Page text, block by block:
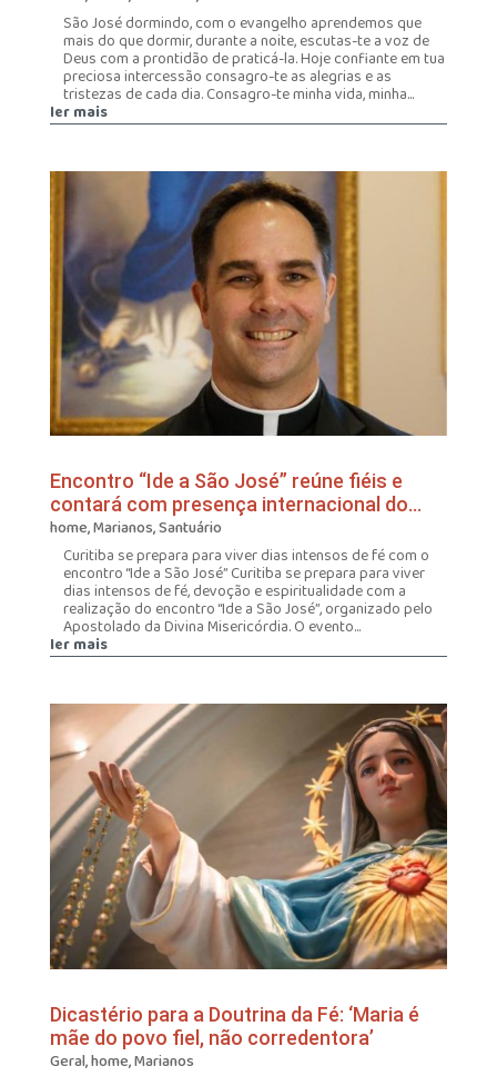
São José dormindo, com o evangelho aprendemos que
mais do que dormir, durante a noite, escutas-te a voz de
Deus com a prontidão de praticá-la. Hoje confiante em tua
preciosa intercessão consagro-te as alegrias e as
tristezas de cada dia. Consagro-te minha vida, minha...
ler mais
Encontro “Ide a São José” reúne fiéis e
contará com presença internacional do
padre Colloway em Curitiba
home,Marianos,Santuário
Curitiba se prepara para viver dias intensos de fé com o
encontro “Ide a São José” Curitiba se prepara para viver
dias intensos de fé, devoção e espiritualidade com a
realização do encontro “Ide a São José”, organizado pelo
Apostolado da Divina Misericórdia. O evento...
ler mais
Dicastério para a Doutrina da Fé: ‘Maria é
mãe do povo fiel, não corredentora’
Geral,home,Marianos